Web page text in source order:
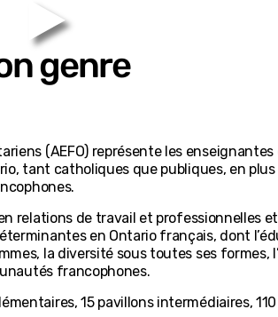
genre
(AEFO) représente les
tant catholiques que publiques, en
relations de travail et professionnelles
en Ontario français, dont
la diversité sous toutes ses formes,
francophones.
15 pavillons intermédiaires,